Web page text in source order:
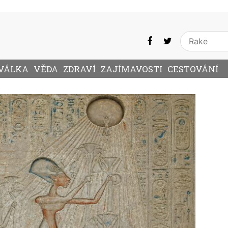
VĚDA ZDRAVÍ ZAJÍMAVOSTI CESTOVÁNÍ